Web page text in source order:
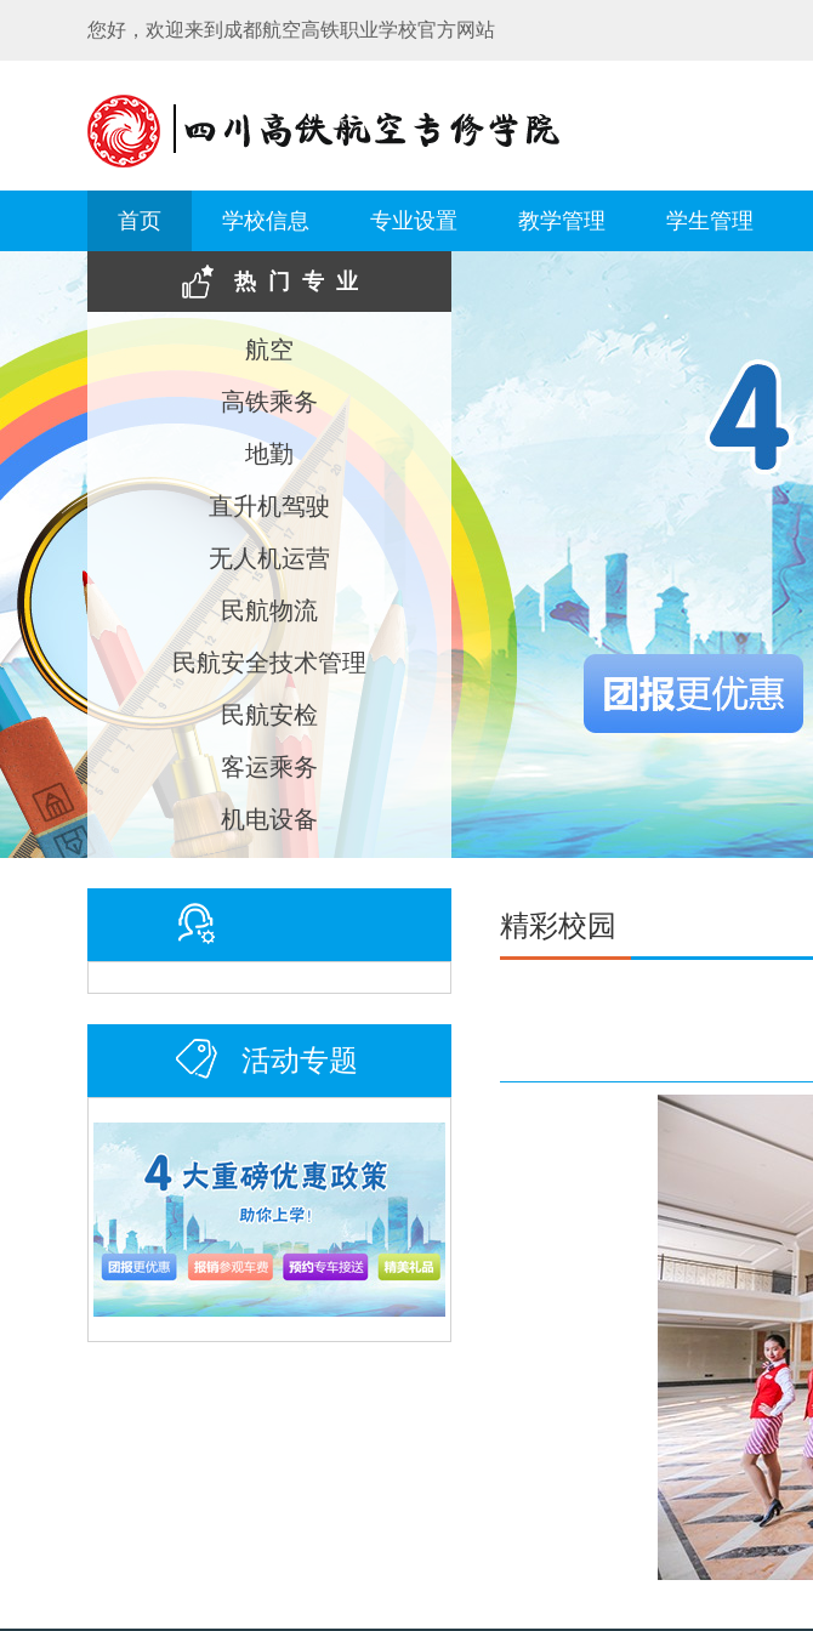
您好，欢迎来到成都航空高铁职业学校官方网站
首页 学校信息 专业设置 教学管理 学生管理
热门专业
航空
高铁乘务
地勤
直升机驾驶
无人机运营
民航物流
民航安全技术管理
民航安检
客运乘务
机电设备
活动专题
精彩校园